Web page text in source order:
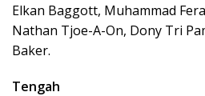
Elkan Baggott, Muhammad
Nathan Tjoe-A-On, Dony Tri
Baker.
Tengah